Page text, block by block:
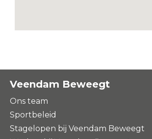
Veendam Beweegt
Ons team
Sportbeleid
Stagelopen bij Veendam Beweegt